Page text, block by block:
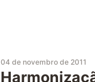
04 de novembro de 2011